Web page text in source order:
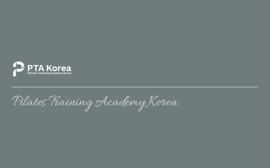
Pilates Training Academy Korea